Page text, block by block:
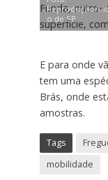
Funda,
superfície,
Reprodução/
o de SP
E para onde
tem uma
Brás, onde
amostras.
Tags
mobilidade